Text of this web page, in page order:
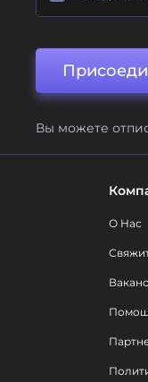
Вы можете
О Нас